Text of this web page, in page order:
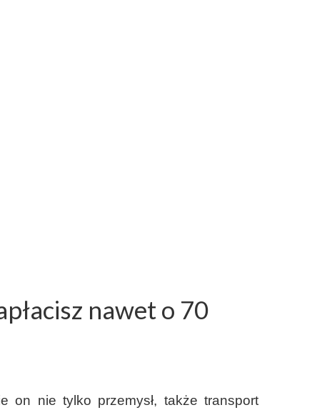
nawet o 70
on nie tylko przemysł, także transport